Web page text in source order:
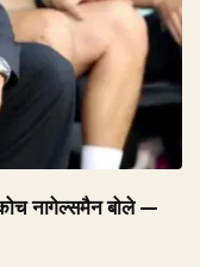
नागेल्समैन बोले —